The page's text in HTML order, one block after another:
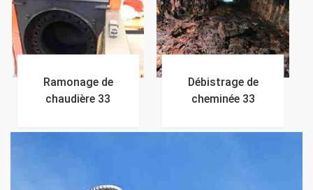
Ramonage de
chaudière 33
Débistrage de
cheminée 33